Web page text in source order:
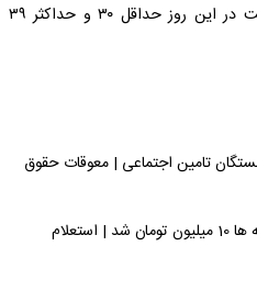
برای تهران وجود دارد. دمای پایتخت در این روز حداقل ۳۰ و حداکثر ۳۹
تامین اجتماعی | معوقات حقوق
ارزش سهام عدالت این برگه ها 10 میلیون تومان شد | استعلام